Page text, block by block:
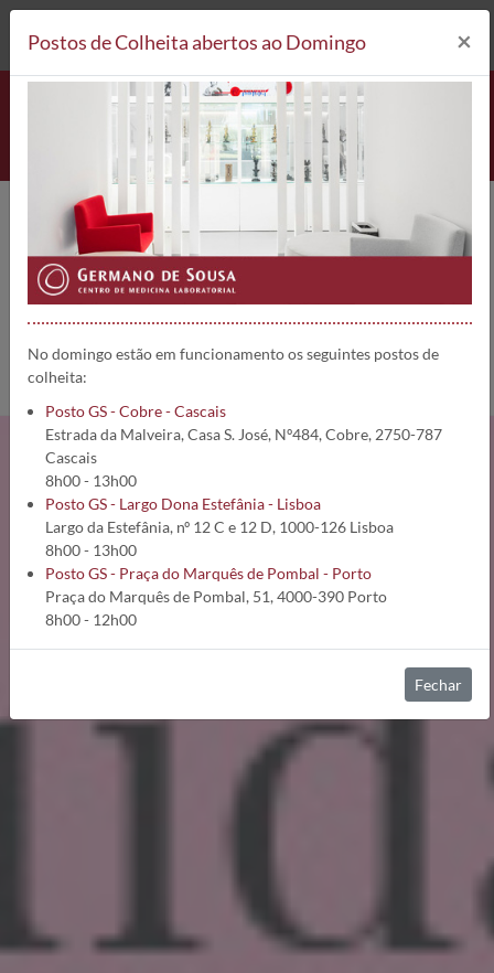
212 693 530* Postos de Colheita
Germano de Sousa e Mustela
juntos no cuidado da mamã e do
bebé
Home Projetos e Parcerias Parceria Germano de sousa e Mustela
Postos de Colheita abertos ao Domingo ×
No domingo estão em funcionamento os seguintes postos de
colheita:
Posto GS - Cobre - Cascais
Estrada da Malveira, Casa S. José, Nº484, Cobre, 2750-787
Cascais
8h00 - 13h00
Posto GS - Largo Dona Estefânia - Lisboa
Largo da Estefânia, nº 12 C e 12 D, 1000-126 Lisboa
8h00 - 13h00
Posto GS - Praça do Marquês de Pombal - Porto
Praça do Marquês de Pombal, 51, 4000-390 Porto
8h00 - 12h00
Fechar